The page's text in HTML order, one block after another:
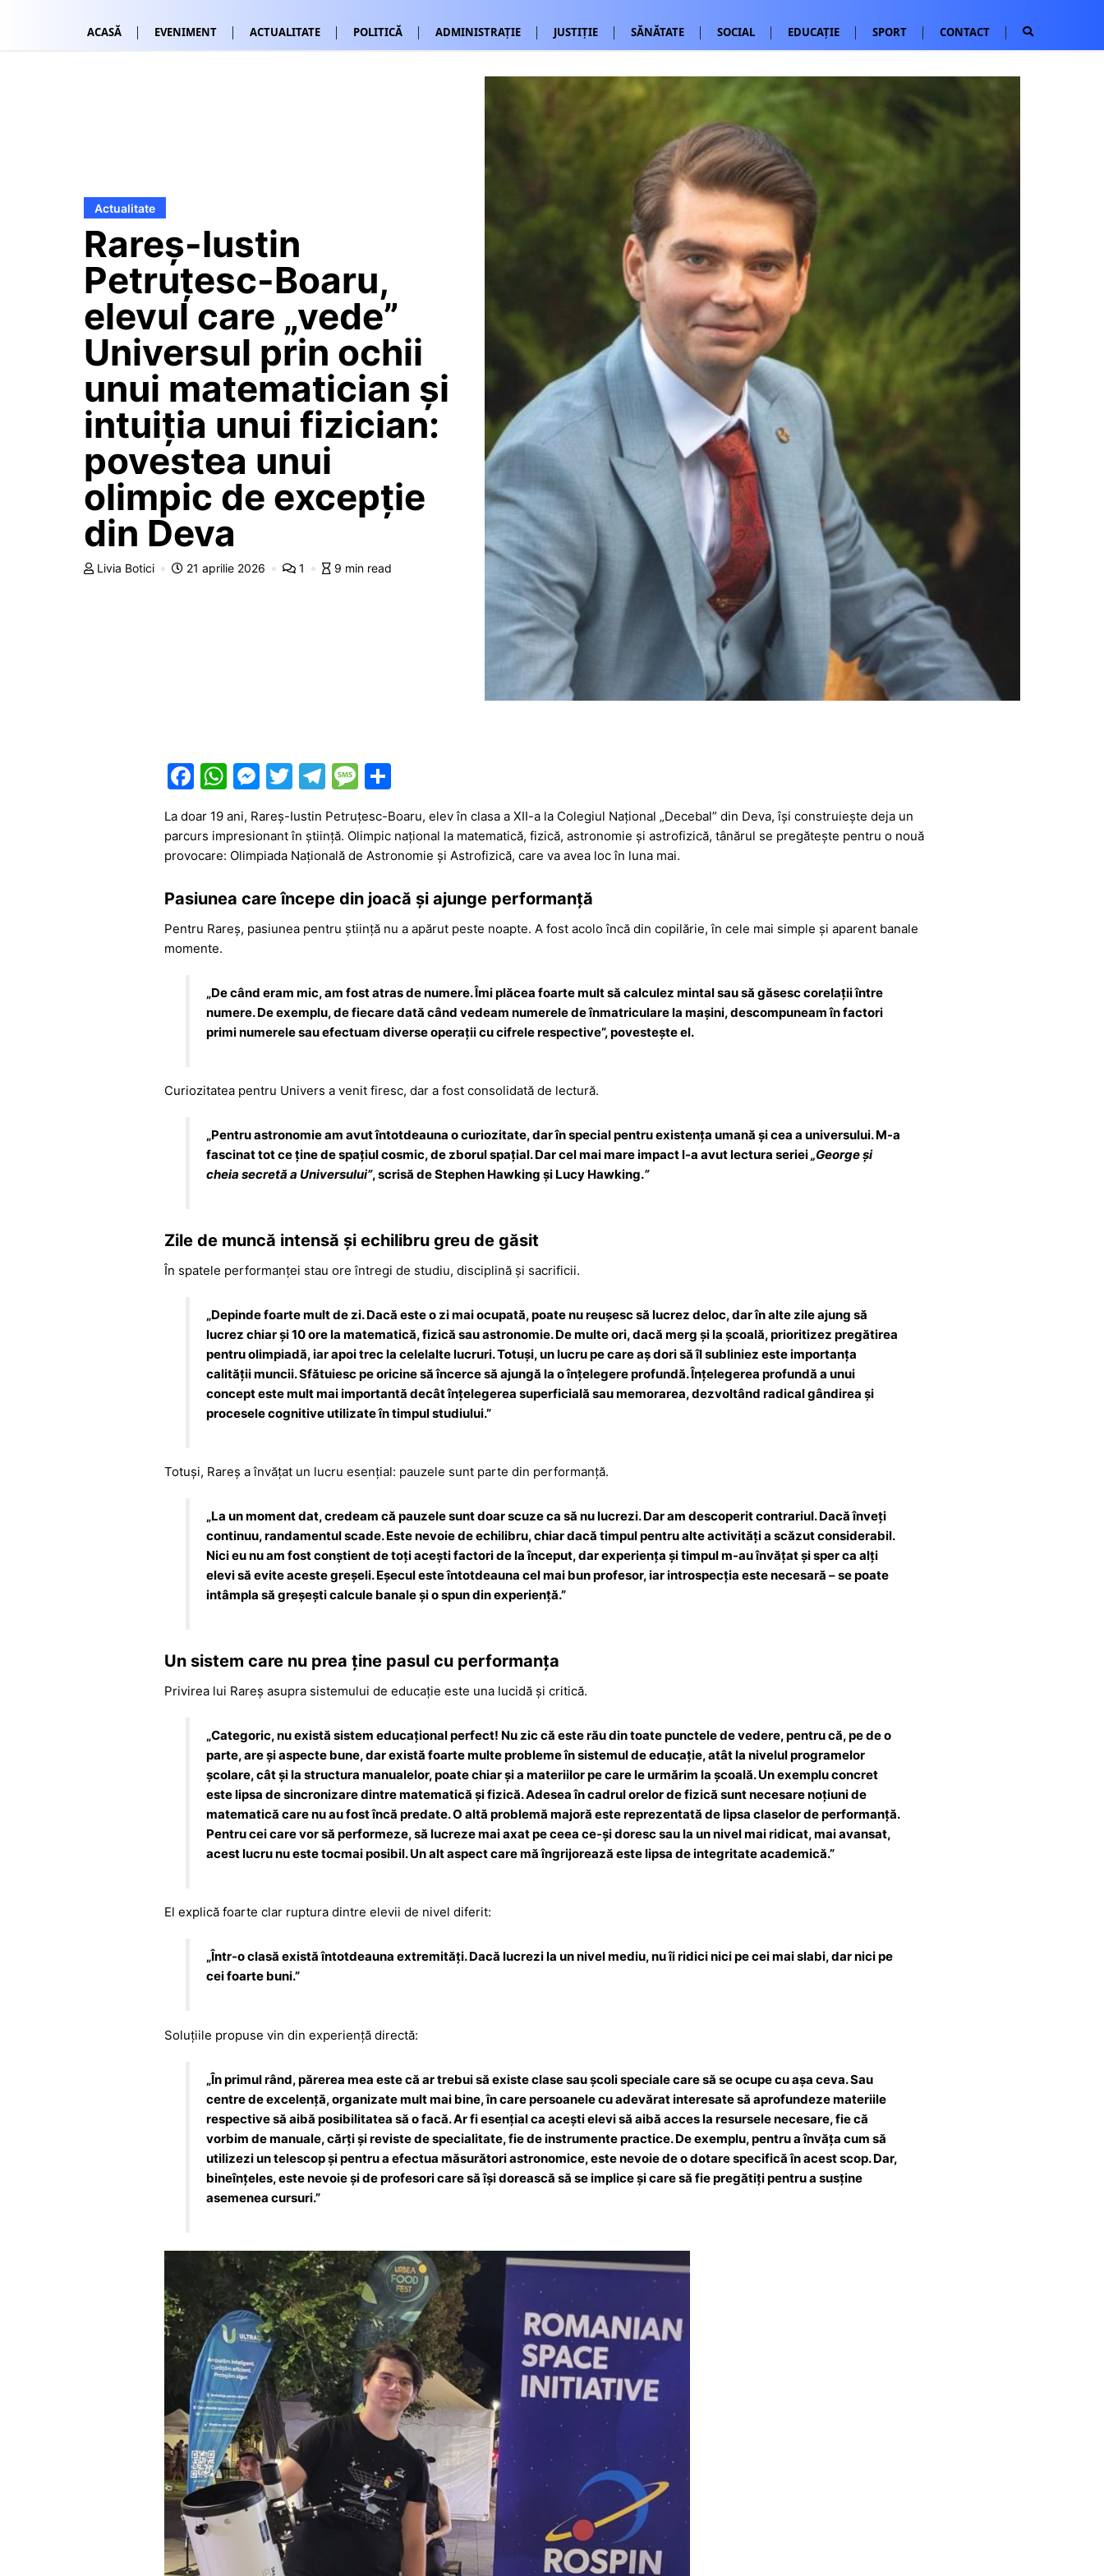
ACASĂ EVENIMENT ACTUALITATE POLITICĂ ADMINISTRAȚIE JUSTIȚIE SĂNĂTATE SOCIAL EDUCAȚIE SPORT CONTACT
Actualitate
Rareș-Iustin
Petruțesc-Boaru,
elevul care „vede”
Universul prin ochii
unui matematician și
intuiția unui fizician:
povestea unui
olimpic de excepție
din Deva
Livia Botici 21 aprilie 2026 1 9 min read
F
c
e
o
o
k
W
h
at
s
p
p
M
s
s
n
g
T
w
itt
er
T
e
gr
m
M
s
s
g
e
P
ta
je
z
ă
La doar 19 ani, Rareș-Iustin Petruțesc-Boaru, elev în clasa a XII-a la Colegiul Național „Decebal” din Deva, își construiește deja un
parcurs impresionant în știință. Olimpic național la matematică, fizică, astronomie și astrofizică, tânărul se pregătește pentru o nouă
provocare: Olimpiada Națională de Astronomie și Astrofizică, care va avea loc în luna mai.
Pasiunea care începe din joacă și ajunge performanță
Pentru Rareș, pasiunea pentru știință nu a apărut peste noapte. A fost acolo încă din copilărie, în cele mai simple și aparent banale
momente.
„De când eram mic, am fost atras de numere. Îmi plăcea foarte mult să calculez mintal sau să găsesc corelații între
numere. De exemplu, de fiecare dată când vedeam numerele de înmatriculare la mașini, descompuneam în factori
primi numerele sau efectuam diverse operații cu cifrele respective”, povestește el.
Curiozitatea pentru Univers a venit firesc, dar a fost consolidată de lectură.
„Pentru astronomie am avut întotdeauna o curiozitate, dar în special pentru existența umană și cea a universului. M-a
fascinat tot ce ține de spațiul cosmic, de zborul spațial. Dar cel mai mare impact l-a avut lectura seriei„George și
cheia secretă a Universului”, scrisă de Stephen Hawking și Lucy Hawking.”
Zile de muncă intensă și echilibru greu de găsit
În spatele performanței stau ore întregi de studiu, disciplină și sacrificii.
„Depinde foarte mult de zi. Dacă este o zi mai ocupată, poate nu reușesc să lucrez deloc, dar în alte zile ajung să
lucrez chiar și 10 ore la matematică, fizică sau astronomie. De multe ori, dacă merg și la școală, prioritizez pregătirea
pentru olimpiadă, iar apoi trec la celelalte lucruri. Totuși, un lucru pe care aș dori să îl subliniez este importanța
calității muncii. Sfătuiesc pe oricine să încerce să ajungă la o înțelegere profundă. Înțelegerea profundă a unui
concept este mult mai importantă decât înțelegerea superficială sau memorarea, dezvoltând radical gândirea și
procesele cognitive utilizate în timpul studiului.”
Totuși, Rareș a învățat un lucru esențial: pauzele sunt parte din performanță.
„La un moment dat, credeam că pauzele sunt doar scuze ca să nu lucrezi. Dar am descoperit contrariul. Dacă înveți
continuu, randamentul scade. Este nevoie de echilibru, chiar dacă timpul pentru alte activități a scăzut considerabil.
Nici eu nu am fost conștient de toți acești factori de la început, dar experiența și timpul m-au învățat și sper ca alți
elevi să evite aceste greșeli. Eșecul este întotdeauna cel mai bun profesor, iar introspecția este necesară – se poate
intâmpla să greșești calcule banale și o spun din experiență.”
Un sistem care nu prea ține pasul cu performanța
Privirea lui Rareș asupra sistemului de educație este una lucidă și critică.
„Categoric, nu există sistem educațional perfect! Nu zic că este rău din toate punctele de vedere, pentru că, pe de o
parte, are și aspecte bune, dar există foarte multe probleme în sistemul de educație, atât la nivelul programelor
școlare, cât și la structura manualelor, poate chiar și a materiilor pe care le urmărim la școală. Un exemplu concret
este lipsa de sincronizare dintre matematică și fizică. Adesea în cadrul orelor de fizică sunt necesare noțiuni de
matematică care nu au fost încă predate. O altă problemă majoră este reprezentată de lipsa claselor de performanță.
Pentru cei care vor să performeze, să lucreze mai axat pe ceea ce-și doresc sau la un nivel mai ridicat, mai avansat,
acest lucru nu este tocmai posibil. Un alt aspect care mă îngrijorează este lipsa de integritate academică.”
El explică foarte clar ruptura dintre elevii de nivel diferit:
„Într-o clasă există întotdeauna extremități. Dacă lucrezi la un nivel mediu, nu îi ridici nici pe cei mai slabi, dar nici pe
cei foarte buni.”
Soluțiile propuse vin din experiență directă:
„În primul rând, părerea mea este că ar trebui să existe clase sau școli speciale care să se ocupe cu așa ceva. Sau
centre de excelență, organizate mult mai bine, în care persoanele cu adevărat interesate să aprofundeze materiile
respective să aibă posibilitatea să o facă. Ar fi esențial ca acești elevi să aibă acces la resursele necesare, fie că
vorbim de manuale, cărți și reviste de specialitate, fie de instrumente practice. De exemplu, pentru a învăța cum să
utilizezi un telescop și pentru a efectua măsurători astronomice, este nevoie de o dotare specifică în acest scop. Dar,
bineînțeles, este nevoie și de profesori care să își dorească să se implice și care să fie pregătiți pentru a susține
asemenea cursuri.”